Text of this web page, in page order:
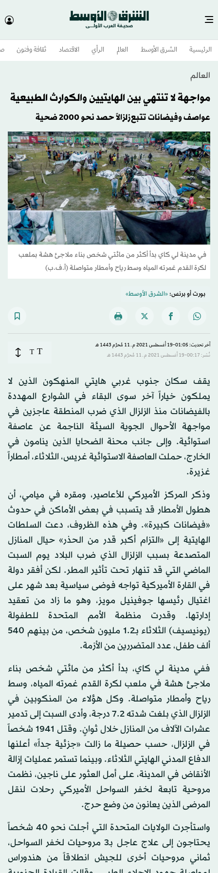
الرئيسية الشرق الأوسط​ العالم الرأي الاقتصاد ثقافة وفنون
العالم
مواجهة لا تنتهي بين الهايتيين والكوارث الطبيعية
عواصف وفيضانات تتبع زلزالاً حصد نحو 2000 ضحية
في مدينة لي كاي بدأ أكثر من مائتي شخص بناء ملاجئ هشة بملعب
لكرة القدم غمرته المياه وسط رياح وأمطار متواصلة (أ.ف.ب)
بورت أو برنس:«الشرق الأوسط»
آخر تحديث: 01:05-19 أغسطس 2021 م ـ 11 مُحرَّم 1443 هـ
نُشر: 00:17-19 أغسطس 2021 م ـ 11 مُحرَّم 1443 هـ
T
T
يقف سكان جنوب غربي هايتي المنهكون الذين لا
يملكون خياراً آخر سوى البقاء في الشوارع المهددة
بالفيضانات منذ الزلزال الذي ضرب المنطقة عاجزين في
مواجهة الأحوال الجوية السيئة الناجمة عن عاصفة
استوائية. وإلى جانب محنة الضحايا الذين ينامون في
الخارج، حملت العاصفة الاستوائية غريس، الثلاثاء، أمطاراً
غزيرة.
وذكر المركز الأميركي للأعاصير، ومقره في ميامي، أن
هطول الأمطار قد يتسبب في بعض الأماكن في حدوث
«فيضانات كبيرة». وفي هذه الظروف، دعت السلطات
الهايتية إلى «التزام أكبر قدر من الحذر» حيال المنازل
المتصدعة بسبب الزلزال الذي ضرب البلاد يوم السبت
الماضي التي قد تنهار تحت تأثير المطر. لكن أفقر دولة
في القارة الأميركية تواجه فوضى سياسية بعد شهر على
اغتيال رئيسها جوفينيل مويز، وهو ما زاد من تعقيد
إدارتها. وقدرت منظمة الأمم المتحدة للطفولة
(يونيسيف) الثلاثاء بـ1.2 مليون شخص، من بينهم 540
ألف طفل، عدد المتضررين من الأزمة.
ففي مدينة لي كاي، بدأ أكثر من مائتي شخص بناء
ملاجئ هشة في ملعب لكرة القدم غمرته المياه، وسط
رياح وأمطار متواصلة. وكل هؤلاء من المنكوبين في
الزلزال الذي بلغت شدته 7.2 درجة، وأدى السبت إلى تدمير
عشرات الآلاف من المنازل خلال ثوانٍ. وقتل 1941 شخصاً
في الزلزال، حسب حصيلة ما زالت «جزئية جداً» أعلنها
الدفاع المدني الهايتي الثلاثاء. وبينما تستمر عمليات إزالة
الأنقاض في المدينة، على أمل العثور على ناجين، نظمت
مروحية تابعة لخفر السواحل الأميركي رحلات لنقل
المرضى الذين يعانون من وضع حرج.
واستأجرت الولايات المتحدة التي أجلت نحو 40 شخصاً
يحتاجون إلى علاج عاجل بـ3 مروحيات لخفر السواحل،
ثماني مروحيات أخرى للجيش انطلاقاً من هندوراس